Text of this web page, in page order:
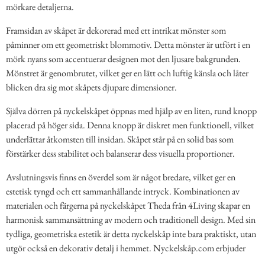
mörkare detaljerna.
Framsidan av skåpet är dekorerad med ett intrikat mönster som
påminner om ett geometriskt blommotiv. Detta mönster är utfört i en
mörk nyans som accentuerar designen mot den ljusare bakgrunden.
Mönstret är genombrutet, vilket ger en lätt och luftig känsla och låter
blicken dra sig mot skåpets djupare dimensioner.
Själva dörren på nyckelskåpet öppnas med hjälp av en liten, rund knopp
placerad på höger sida. Denna knopp är diskret men funktionell, vilket
underlättar åtkomsten till insidan. Skåpet står på en solid bas som
förstärker dess stabilitet och balanserar dess visuella proportioner.
Avslutningsvis finns en överdel som är något bredare, vilket ger en
estetisk tyngd och ett sammanhållande intryck. Kombinationen av
materialen och färgerna på nyckelskåpet Theda från 4Living skapar en
harmonisk sammansättning av modern och traditionell design. Med sin
tydliga, geometriska estetik är detta nyckelskåp inte bara praktiskt, utan
utgör också en dekorativ detalj i hemmet. Nyckelskåp.com erbjuder